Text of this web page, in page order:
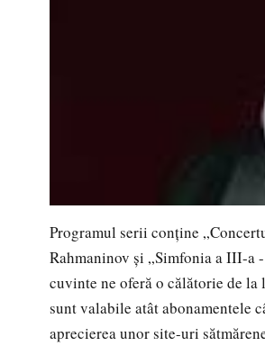
Programul serii conține
Rahmaninov și „Simfonia a III-a
cuvinte ne oferă o călătorie de
sunt valabile atât abonamentele
aprecierea unor site-uri